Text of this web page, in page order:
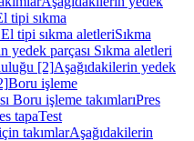
tipi sıkma
tipi sıkma aletleriSıkma
yedek parçası Sıkma aletleri
[2]Aşağıdakilerin yedek
Boru işleme
Boru işleme takımlarıPres
tapaTest
takımlarAşağıdakilerin